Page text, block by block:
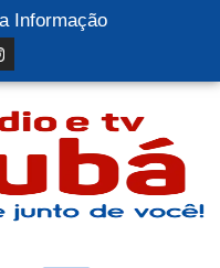
Informação